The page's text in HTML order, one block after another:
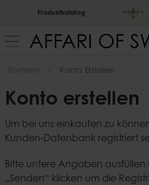
Produktkatalog
Startseite Konto Erstellen
Konto erstellen
Um bei uns einkaufen zu
Kunden-Datenbank registriert
Bitte untere Angaben
„Senden“ klicken um die